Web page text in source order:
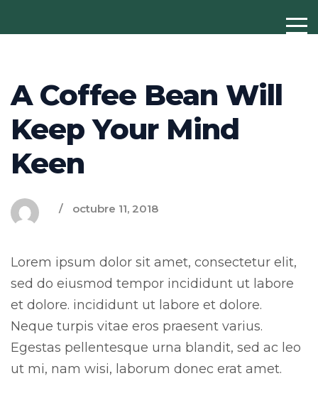
A Coffee Bean Will
Keep Your Mind
Keen
octubre 11, 2018
Lorem ipsum dolor sit amet, consectetur elit,
sed do eiusmod tempor incididunt ut labore
et dolore. incididunt ut labore et dolore.
Neque turpis vitae eros praesent varius.
Egestas pellentesque urna blandit, sed ac leo
ut mi, nam wisi, laborum donec erat amet.